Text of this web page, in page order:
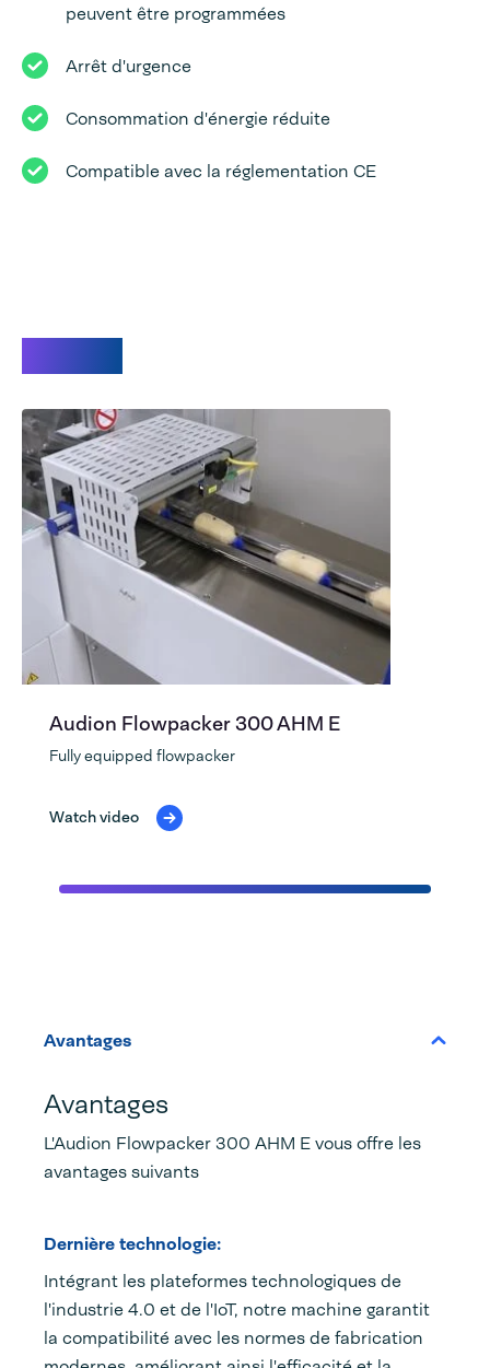
peuvent être programmées
Arrêt d'urgence
Consommation d'énergie réduite
Compatible avec la réglementation CE
Audion Flowpacker 300 AHM E
Fully equipped flowpacker
Watch video
Avantages
Avantages
L'Audion Flowpacker 300 AHM E vous offre les
avantages suivants
Dernière technologie:
Intégrant les plateformes technologiques de
l'industrie 4.0 et de l'IoT, notre machine garantit
la compatibilité avec les normes de fabrication